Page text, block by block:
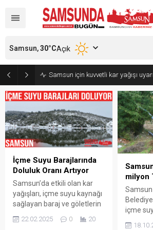
Samsun için kuvvetli kar yağışı
Samsun,30°CAçık
İçme Suyu Barajlarında
Doluluk Oranı Artıyor
Samsun’da etkili olan kar
yağışları, içme suyu kaynağı
sağlayan baraj ve göletlerin
sağladı. Samsun Valisi
22.02.2025 0 20
milyon
içme
çözmek